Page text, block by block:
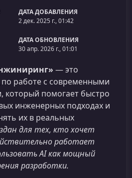
ДАТА ДОБАВЛЕНИЯ
2 дек. 2025 г., 01:42
ДАТА ОБНОВЛЕНИЯ
30 апр. 2026 г., 01:01
— это
по работе с современными
который помогает быстро
инженерных подходах и
их в реальных
для тех, кто хочет
работает
AI как мощный
разработки.